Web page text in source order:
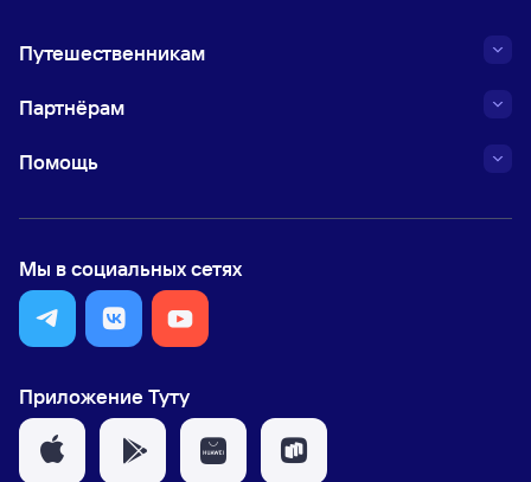
Путешественникам
Партнёрам
Помощь
Мы в социальных сетях
Приложение Туту